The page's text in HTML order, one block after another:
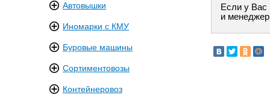
Автовышки
Иномарки с КМУ
Буровые машины
Сортиментовозы
Контейнеровоз
Если у Вас
и